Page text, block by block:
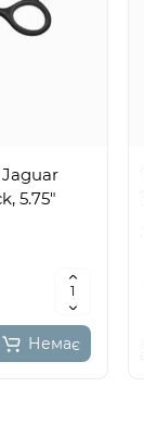
Jaguar
5.75"
Немає